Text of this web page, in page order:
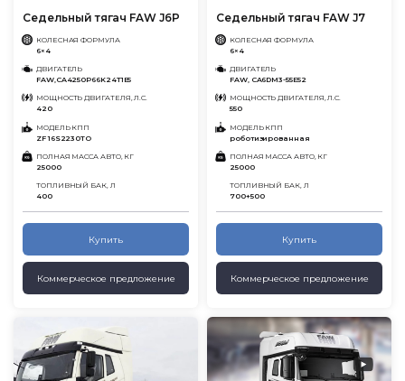
Седельный тягач FAW J6P
КОЛЕСНАЯ ФОРМУЛА
6×4
ДВИГАТЕЛЬ
FAW,CA4250P66K24T1E5
МОЩНОСТЬ ДВИГАТЕЛЯ, Л.С.
420
МОДЕЛЬ КПП
ZF 16S2230TO
ПОЛНАЯ МАССА АВТО, КГ
25000
ТОПЛИВНЫЙ БАК, Л
400
Купить
Коммерческое предложение
Седельный тягач FAW J7
КОЛЕСНАЯ ФОРМУЛА
6×4
ДВИГАТЕЛЬ
FAW, CA6DM3-55E52
МОЩНОСТЬ ДВИГАТЕЛЯ, Л.С.
550
МОДЕЛЬ КПП
роботизированная
ПОЛНАЯ МАССА АВТО, КГ
25000
ТОПЛИВНЫЙ БАК, Л
700+500
Купить
Коммерческое предложение